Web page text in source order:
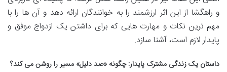
و راهگشا از این اثر ارزشمند را به خوانندگان ارائه دهد و آن ها را با
مهم ترین نکات و مهارت هایی که برای داشتن یک ازدواج موفق و
پایدار لازم است، آشنا سازد.
داستان یک زندگی مشترک پایدار: چگونه «صد دلیل» مسیر را روشن می کند؟